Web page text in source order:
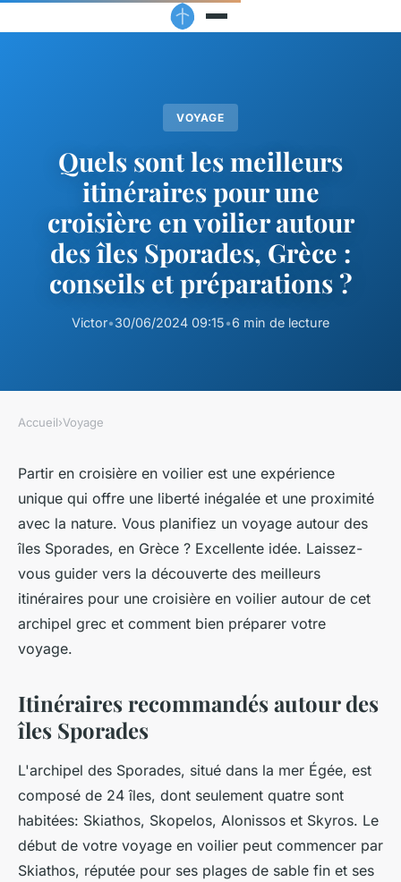
VOYAGE
Quels sont les meilleurs
itinéraires pour une
croisière en voilier autour
des îles Sporades, Grèce :
conseils et préparations ?
Victor•30/06/2024 09:15•6 min de lecture
Accueil›Voyage
Partir en croisière en voilier est une expérience
unique qui offre une liberté inégalée et une proximité
avec la nature. Vous planifiez un voyage autour des
îles Sporades, en Grèce ? Excellente idée. Laissez-
vous guider vers la découverte des meilleurs
itinéraires pour une croisière en voilier autour de cet
archipel grec et comment bien préparer votre
voyage.
Itinéraires recommandés autour des
îles Sporades
L'archipel des Sporades, situé dans la mer Égée, est
composé de 24 îles, dont seulement quatre sont
habitées: Skiathos, Skopelos, Alonissos et Skyros. Le
début de votre voyage en voilier peut commencer par
Skiathos, réputée pour ses plages de sable fin et ses